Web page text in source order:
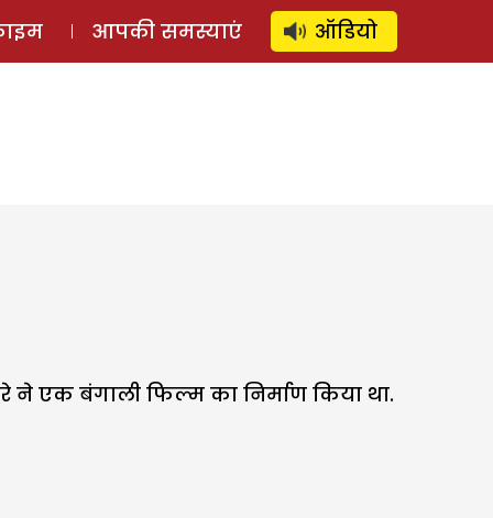
लॉग इन ⚲ SUBSCRIBE
आपकी समस्याएं ऑडियो
ने एक बंगाली फिल्म का निर्माण किया था.